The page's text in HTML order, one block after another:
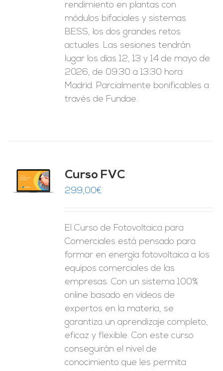
rendimiento en plantas con
módulos bifaciales y sistemas
BESS, los dos grandes retos
actuales. Las sesiones tendrán
lugar los días 12, 13 y 14 de mayo de
2026, de 09:30 a 13:30 hora
Madrid. Parcialmente bonificables a
través de Fundae.
Curso FVC
299,00€
El Curso de Fotovoltaica para
Comerciales está pensado para
formar en energía fotovoltaica a los
equipos comerciales de las
empresas. Con un sistema 100%
online basado en vídeos de
expertos en la materia, se
garantiza un aprendizaje completo,
eficaz y flexible. Con este curso
conseguirán el nivel de
conocimiento que les permita